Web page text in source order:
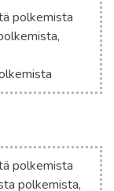
polkemista
polkemista
polkemista,